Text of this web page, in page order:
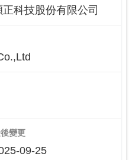
正科技股份有限公司
變更
09-25